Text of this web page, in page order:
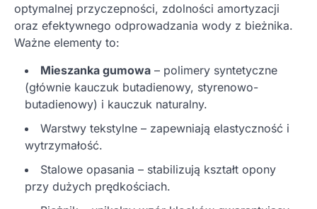
optymalnej przyczepności, zdolności amortyzacji
oraz efektywnego odprowadzania wody z bieżnika.
Ważne elementy to:
Mieszanka gumowa – polimery syntetyczne
(głównie kauczuk butadienowy, styrenowo-
butadienowy) i kauczuk naturalny.
Warstwy tekstylne – zapewniają elastyczność i
wytrzymałość.
Stalowe opasania – stabilizują kształt opony
przy dużych prędkościach.